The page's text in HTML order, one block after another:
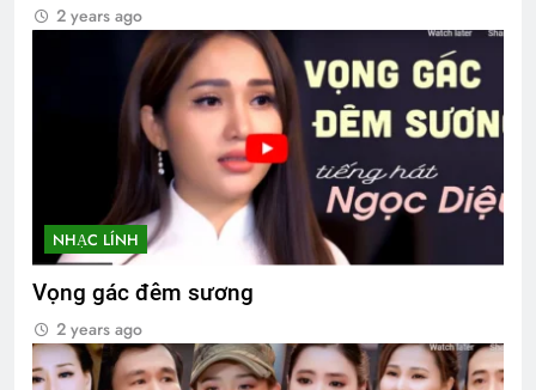
2 years ago
NHẠC LÍNH
Vọng gác đêm sương
2 years ago